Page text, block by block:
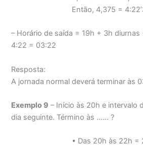
Então, 4,375 =
– Horário de saída = 19h + 3h diurnas
4:22 = 03:22
Resposta:
A jornada normal deverá terminar às
Exemplo 9 – Início às 20h e intervalo
dia seguinte. Término às …… ?
• Das 20h às 22h =